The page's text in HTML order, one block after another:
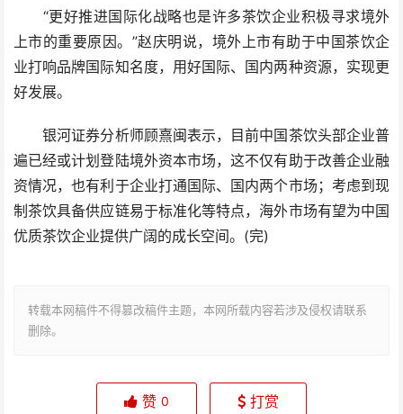
“更好推进国际化战略也是许多茶饮企业积极寻求境外
上市的重要原因。”赵庆明说，境外上市有助于中国茶饮企
业打响品牌国际知名度，用好国际、国内两种资源，实现更
好发展。
银河证券分析师顾熹闽表示，目前中国茶饮头部企业普
遍已经或计划登陆境外资本市场，这不仅有助于改善企业融
资情况，也有利于企业打通国际、国内两个市场；考虑到现
制茶饮具备供应链易于标准化等特点，海外市场有望为中国
优质茶饮企业提供广阔的成长空间。(完)
转载本网稿件不得篡改稿件主题，本网所载内容若涉及侵权请联系
删除。
赞 0 打赏